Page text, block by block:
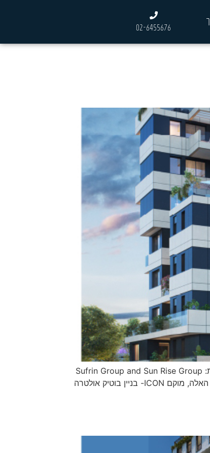
02-6455676
בנווה שמיר, הנחשבת לאחת השכונות החדשות והמבוקשות ביותר של בית שמש, והממוקמת אסטרטגית בין מרכז העיר לעמק האלה, מוקם ICON- בניין בוטיק אולטרה